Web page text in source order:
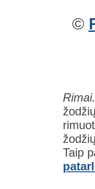
©
Taip